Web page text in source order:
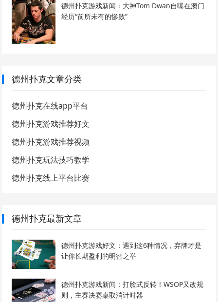
德州扑克游戏新闻：大神Tom Dwan自曝在澳门
经历“前所未有的惨败”
德州扑克文章分类
德州扑克在线app平台
德州扑克游戏推荐好文
德州扑克游戏推荐视频
德州扑克玩法技巧教学
德州扑克线上平台比赛
德州扑克最新文章
德州扑克游戏好文：遇到这6种情况，弃牌才是
让你长期盈利的明智之举
德州扑克游戏新闻：打脸式反转！WSOP又改规
则，主赛决赛桌取消计时器